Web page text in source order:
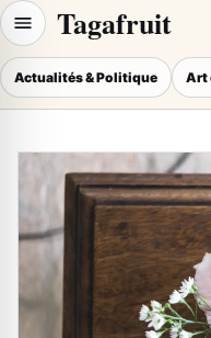
Tagafruit
Actualités & Politique Art